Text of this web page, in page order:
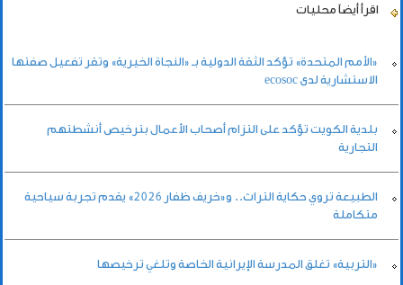
اقرأ أيضاً محليات
«الأمم المتحدة» تؤكد الثقة الدولية بـ «النجاة الخيرية» وتقر تفعيل صفتها
الاستشارية لدى ecosoc
بلدية الكويت تؤكد على التزام أصحاب الأعمال بترخيص أنشطتهم
التجارية
الطبيعة تروي حكاية التراث.. و«خريف ظفار 2026» يقدم تجربة سياحية
متكاملة
«التربية» تغلق المدرسة الإيرانية الخاصة وتلغي ترخيصها